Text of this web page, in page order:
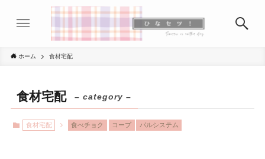
ホーム 食材宅配
食材宅配 – category –
食材宅配 食べチョク コープ パルシステム